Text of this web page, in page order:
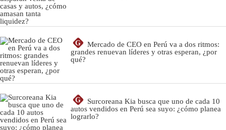
G
Mercado de CEO en Perú va a dos ritmos:
grandes renuevan líderes y otras esperan, ¿por
qué?
G
Surcoreana Kia busca que uno de cada 10
autos vendidos en Perú sea suyo: ¿cómo planea
lograrlo?